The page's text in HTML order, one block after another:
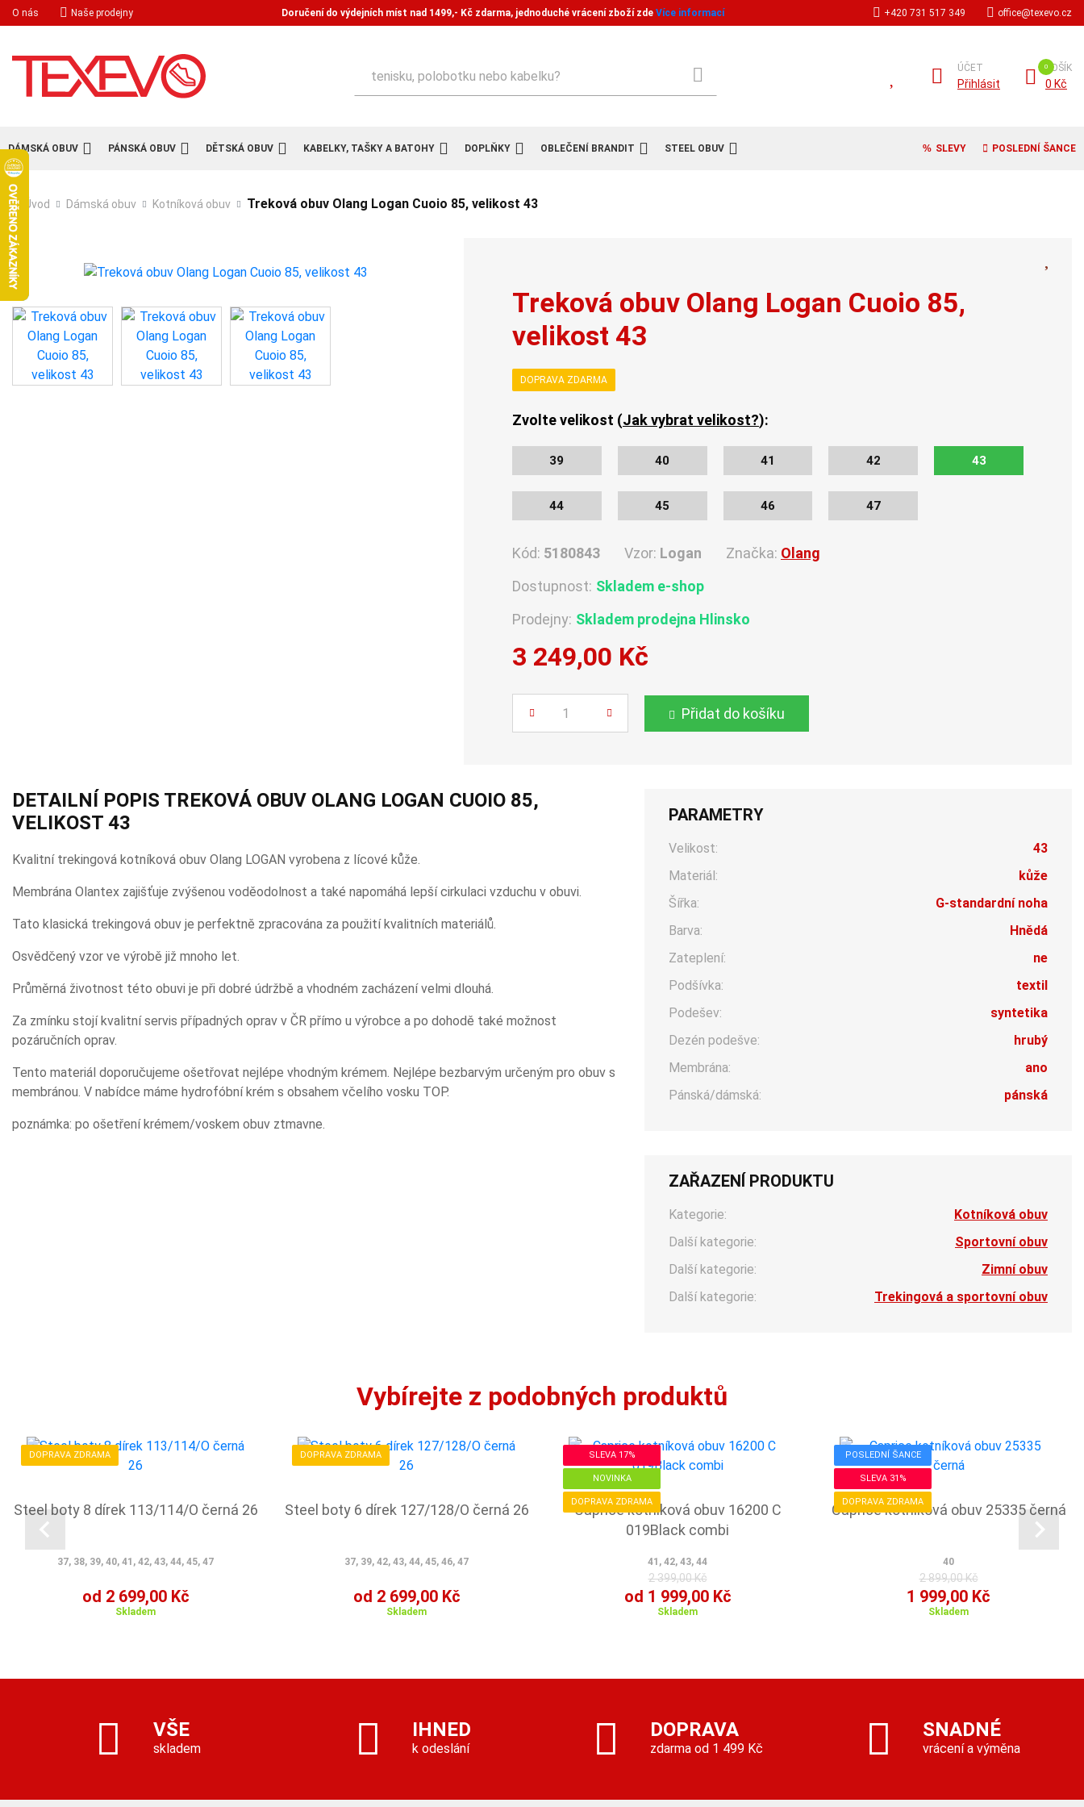
O nás Naše prodejny Doručení do výdejních míst nad 1499,- Kč zdarma, jednoduché vrácení zboží zde Více informací +420 731 517 349 office@texevo.cz
ÚČET
Přihlásit
KOŠÍK
0 Kč
DÁMSKÁ OBUV PÁNSKÁ OBUV DĚTSKÁ OBUV KABELKY, TAŠKY A BATOHY DOPLŇKY OBLEČENÍ BRANDIT STEEL OBUV SLEVY POSLEDNÍ ŠANCE
Úvod Dámská obuv Kotníková obuv Treková obuv Olang Logan Cuoio 85, velikost 43
Treková obuv Olang Logan Cuoio 85,
velikost 43
DOPRAVA ZDARMA
Zvolte velikost (Jak vybrat velikost?):
39 40 41 42 43
44 45 46 47
Kód: 5180843 Vzor: Logan Značka: Olang
Dostupnost: Skladem e-shop
Prodejny: Skladem prodejna Hlinsko
3 249,00 Kč
Přidat do košíku
DETAILNÍ POPIS TREKOVÁ OBUV OLANG LOGAN CUOIO 85,
VELIKOST 43
Kvalitní trekingová kotníková obuv Olang LOGAN vyrobena z lícové kůže.
Membrána Olantex zajišťuje zvýšenou voděodolnost a také napomáhá lepší cirkulaci vzduchu v obuvi.
Tato klasická trekingová obuv je perfektně zpracována za použití kvalitních materiálů.
Osvědčený vzor ve výrobě již mnoho let.
Průměrná životnost této obuvi je při dobré údržbě a vhodném zacházení velmi dlouhá.
Za zmínku stojí kvalitní servis případných oprav v ČR přímo u výrobce a po dohodě také možnost
pozáručních oprav.
Tento materiál doporučujeme ošetřovat nejlépe vhodným krémem. Nejlépe bezbarvým určeným pro obuv s
membránou. V nabídce máme hydrofóbní krém s obsahem včelího vosku TOP.
poznámka: po ošetření krémem/voskem obuv ztmavne.
PARAMETRY
Velikost:
43
Materiál:
kůže
Šířka:
G-standardní noha
Barva:
Hnědá
Zateplení:
ne
Podšívka:
textil
Podešev:
syntetika
Dezén podešve:
hrubý
Membrána:
ano
Pánská/dámská:
pánská
ZAŘAZENÍ PRODUKTU
Kategorie:
Kotníková obuv
Další kategorie:
Sportovní obuv
Další kategorie:
Zimní obuv
Další kategorie:
Trekingová a sportovní obuv
Vybírejte z podobných produktů
DOPRAVA ZDRAMA
Steel boty 8 dírek 113/114/O černá 26
37, 38, 39, 40, 41, 42, 43, 44, 45, 47
od 2 699,00 Kč
Skladem
DOPRAVA ZDRAMA
Steel boty 6 dírek 127/128/O černá 26
37, 39, 42, 43, 44, 45, 46, 47
od 2 699,00 Kč
Skladem
SLEVA 17%
NOVINKA
DOPRAVA ZDRAMA
Caprice kotníková obuv 16200 C
019Black combi
41, 42, 43, 44
2 399,00 Kč
od 1 999,00 Kč
Skladem
POSLEDNÍ ŠANCE
SLEVA 31%
DOPRAVA ZDRAMA
Caprice kotníková obuv 25335 černá
40
2 899,00 Kč
1 999,00 Kč
Skladem
VŠE
skladem
IHNED
k odeslání
DOPRAVA
zdarma od 1 499 Kč
SNADNÉ
vrácení a výměna